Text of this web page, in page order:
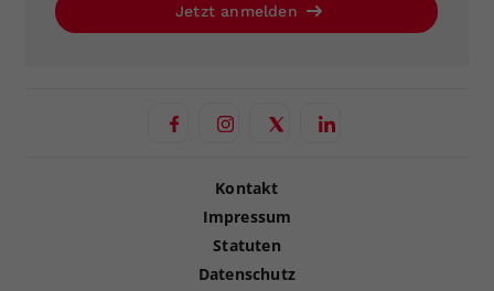
Jetzt anmelden
Kontakt
Impressum
Statuten
Datenschutz